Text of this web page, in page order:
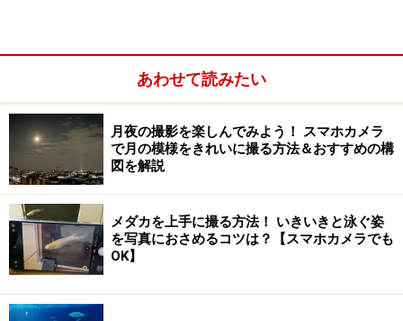
シャッターリモコン付きの三脚や自撮り棒もある。
100円ショップによっては、シャッターリモコン付きの
スマホ用三脚や自撮り棒も販売されています。これらの
商品にはスマホホルダーなどが標準装備されているた
め、装着するだけですぐに撮影に取りかかれます。
あわせて読みたい
月夜の撮影を楽しんでみよう！ スマホカメラ
で月の模様をきれいに撮る方法＆おすすめの構
図を解説
メダカを上手に撮る方法！ いきいきと泳ぐ姿
を写真におさめるコツは？【スマホカメラでも
OK】